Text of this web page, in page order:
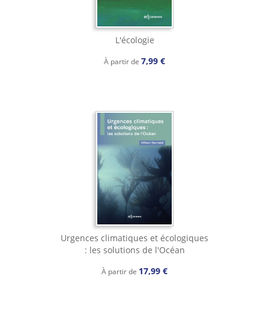
L'écologie
À partir de 7,99 €
Urgences climatiques et écologiques
: les solutions de l'Océan
À partir de 17,99 €